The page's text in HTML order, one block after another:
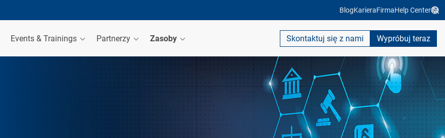
BlogKarieraFirmaHelp Center
Events & Trainings Partnerzy Zasoby Skontaktuj się z nami Wypróbuj teraz